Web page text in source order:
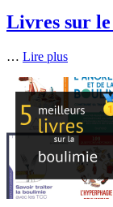
Livres sur
… Lire plus